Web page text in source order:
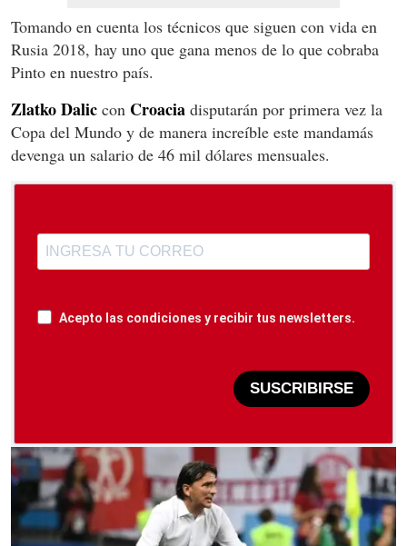
Tomando en cuenta los técnicos que siguen con vida en
Rusia 2018, hay uno que gana menos de lo que cobraba
Pinto en nuestro país.
ZlatkoDalic con Croacia disputarán por primera vez la
Copa del Mundo y de manera increíble este mandamás
devenga un salario de 46 mil dólares mensuales.
Acepto las condiciones y recibir tus newsletters.
SUSCRIBIRSE